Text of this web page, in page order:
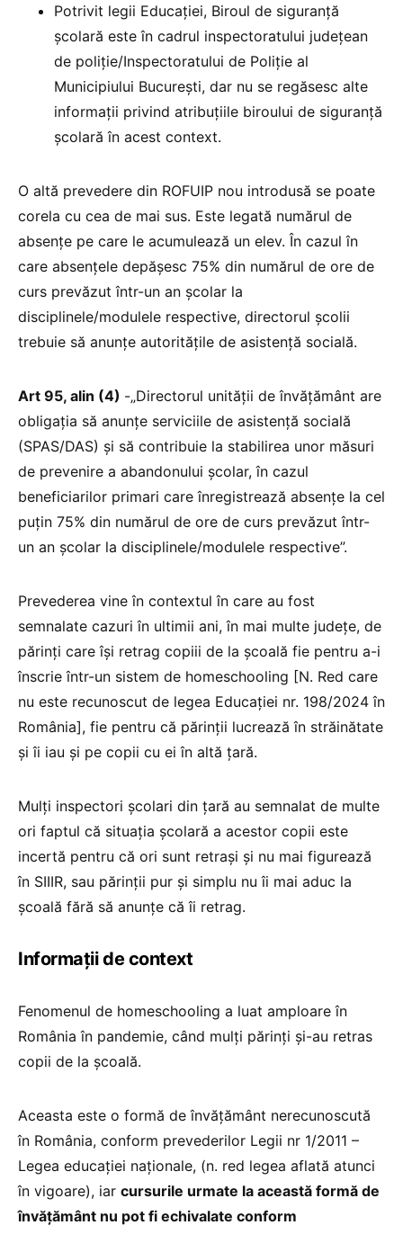
Potrivit legii Educației, Biroul de siguranță
școlară este în cadrul inspectoratului județean
de poliție/Inspectoratului de Poliție al
Municipiului București, dar nu se regăsesc alte
informații privind atribuțiile biroului de siguranță
școlară în acest context.
O altă prevedere din ROFUIP nou introdusă se poate
corela cu cea de mai sus. Este legată numărul de
absențe pe care le acumulează un elev. În cazul în
care absențele depășesc 75% din numărul de ore de
curs prevăzut într-un an școlar la
disciplinele/modulele respective, directorul școlii
trebuie să anunțe autoritățile de asistență socială.
Art 95, alin (4) -„Directorul unității de învățământ are
obligația să anunțe serviciile de asistență socială
(SPAS/DAS) și să contribuie la stabilirea unor măsuri
de prevenire a abandonului școlar, în cazul
beneficiarilor primari care înregistrează absențe la cel
puțin 75% din numărul de ore de curs prevăzut într-
un an școlar la disciplinele/modulele respective”.
Prevederea vine în contextul în care au fost
semnalate cazuri în ultimii ani, în mai multe județe, de
părinți care își retrag copiii de la școală fie pentru a-i
înscrie într-un sistem de homeschooling [N. Red care
nu este recunoscut de legea Educației nr. 198/2024 în
România], fie pentru că părinții lucrează în străinătate
și îi iau și pe copii cu ei în altă țară.
Mulți inspectori școlari din țară au semnalat de multe
ori faptul că situația școlară a acestor copii este
incertă pentru că ori sunt retrași și nu mai figurează
în SIIIR, sau părinții pur și simplu nu îi mai aduc la
școală fără să anunțe că îi retrag.
Informații de context
Fenomenul de homeschooling a luat amploare în
România în pandemie, când mulți părinți și-au retras
copii de la școală.
Aceasta este o formă de învățământ nerecunoscută
în România, conform prevederilor Legii nr 1/2011 –
Legea educației naționale, (n. red legea aflată atunci
în vigoare), iar cursurile urmate la această formă de
învățământ nu pot fi echivalate conform